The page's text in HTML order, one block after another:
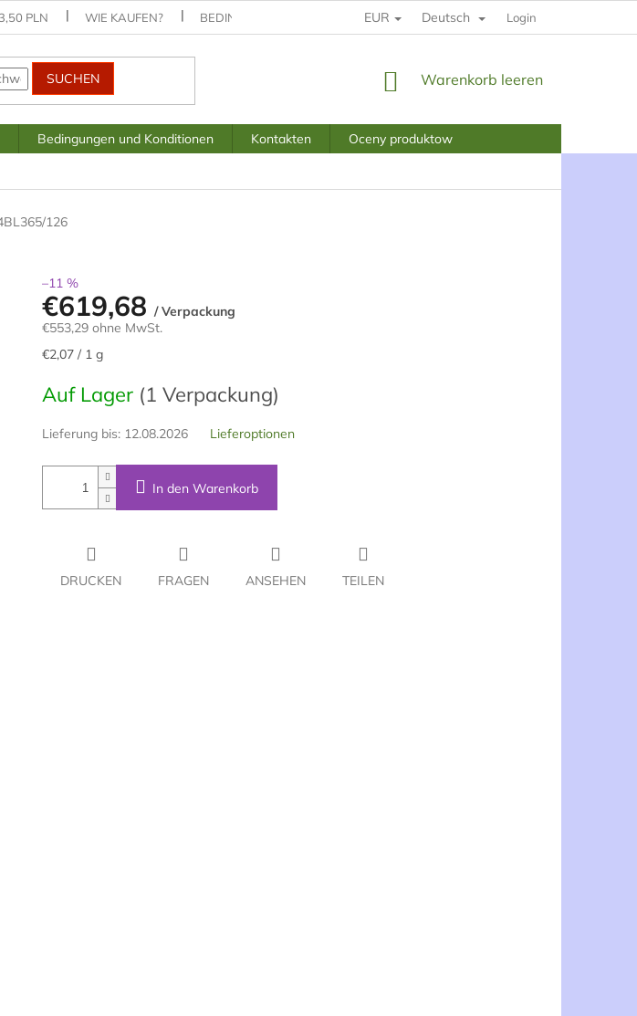
PLN WIE KAUFEN? BEDINGUNGEN UND KONDITIONEN DATENSCHUTZBESTIMMUNGEN
EUR Deutsch Login
SUCHEN WARENKORB
Warenkorb leeren
Bedingungen und Konditionen Kontakten
Oceny produktow
126
–11 %
€619,68 / Verpackung
€553,29 ohne MwSt.
Verkaufspreis:
€2,07 / 1 g
Auf Lager (1 Verpackung)
Lieferung bis: 12.08.2026 Lieferoptionen
In den Warenkorb
DRUCKEN FRAGEN ANSEHEN TEILEN